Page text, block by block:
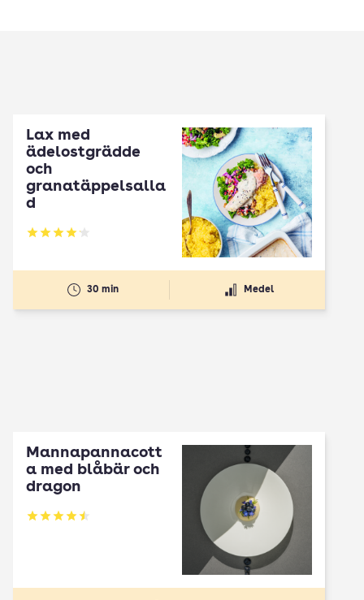
Lax med
ädelostgrädde
och
granatäppelsalla
d
Betyg: 4.14 av 5
30 min Medel
Mannapannacott
a med blåbär och
dragon
Betyg: 4.5 av 5